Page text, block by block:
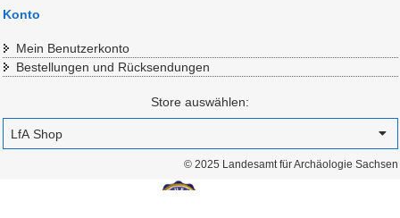
Konto
Mein Benutzerkonto
Bestellungen und Rücksendungen
Store auswählen:
© 2025 Landesamt für Archäologie Sachsen